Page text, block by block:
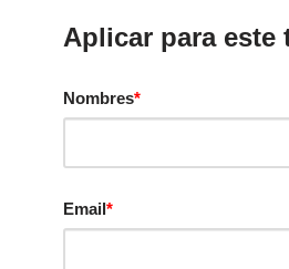
Aplicar para este
Nombres*
Email*